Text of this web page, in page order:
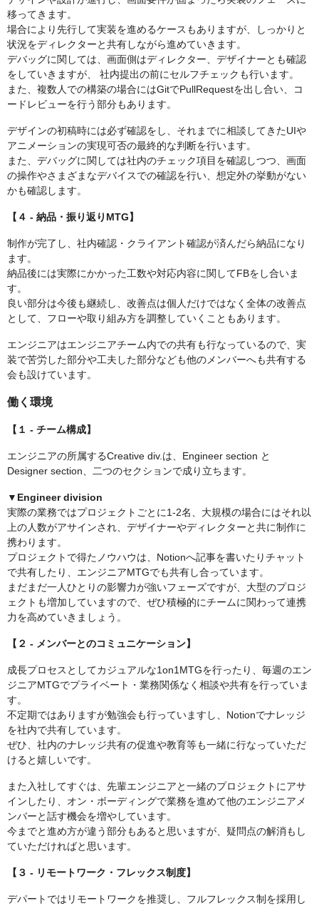
移ってきます。
場合により先行して実装を進めるケースもありますが、しっかりと
状況をディレクターと共有しながら進めていきます。
デバッグに関しては、画面側はディレクター、デザイナーとも確認
をしていきますが、 社内提出の前にセルフチェックも行います。
また、複数人での構築の場合にはGitでPullRequestを出し合い、コ
ードレビューを行う部分もあります。
デザインの初稿時には必ず確認をし、それまでに相談してきたUIや
アニメーションの実現可否の最終的な判断を行います。
また、デバッグに関しては社内のチェック項目を確認しつつ、画面
の操作やさまざまなデバイスでの確認を行い、想定外の挙動がない
かも確認します。
【４ - 納品・振り返りMTG】
制作が完了し、社内確認・クライアント確認が済んだら納品になり
ます。
納品後には実際にかかった工数や対応内容に関してFBをし合いま
す。
良い部分は今後も継続し、改善点は個人だけではなく全体の改善点
として、フローや取り組み方を調整していくこともあります。
エンジニアはエンジニアチーム内での共有も行なっているので、実
装で苦労した部分や工夫した部分なども他のメンバーへも共有する
会も設けています。
働く環境
【１ - チーム構成】
エンジニアの所属するCreative div.は、Engineer section と
Designer section、二つのセクションで成り立ちます。
▼Engineer division
実際の業務ではプロジェクトごとに1-2名、大規模の場合にはそれ以
上の人数がアサインされ、デザイナーやディレクターと共に制作に
携わります。
プロジェクトで得たノウハウは、Notionへ記事を書いたりチャット
で共有したり、エンジニアMTGでも共有し合っています。
まだまだ一人ひとりの影響力が強いフェーズですが、大型のプロジ
ェクトも増加していますので、ぜひ積極的にチームに関わって連携
力を高めていきましょう。
【２ - メンバーとのコミュニケーション】
成長プロセスとしてカジュアルな1on1MTGを行ったり、毎週のエン
ジニアMTGでプライベート・業務関係なく相談や共有を行っていま
す。
不定期ではありますが勉強会も行っていますし、Notionでナレッジ
を社内で共有しています。
ぜひ、社内のナレッジ共有の促進や教育等も一緒に行なっていただ
けると嬉しいです。
また入社してすぐは、先輩エンジニアと一緒のプロジェクトにアサ
インしたり、オン・ボーディングで業務を進めて他のエンジニアメ
ンバーと話す機会を増やしています。
今までと進め方が違う部分もあると思いますが、疑問点の解消もし
ていただければと思います。
【３ - リモートワーク・フレックス制度】
デパートではリモートワークを推奨し、フルフレックス制を採用し